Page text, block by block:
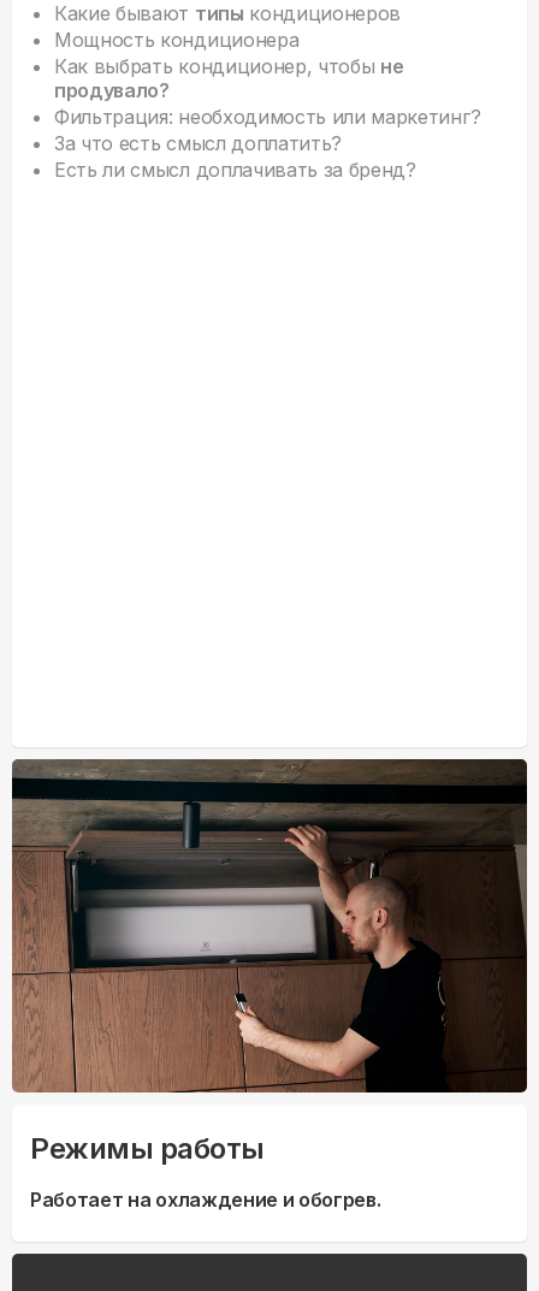
Какие бывают типы кондиционеров
Мощность кондиционера
Как выбрать кондиционер, чтобы не
продувало?
Фильтрация: необходимость или маркетинг?
За что есть смысл доплатить?
Есть ли смысл доплачивать за бренд?
Режимы работы
Работает на охлаждение и обогрев.